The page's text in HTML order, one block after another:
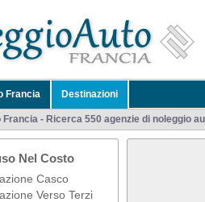
Francia Destinazioni
Francia - Ricerca 550 agenzie di noleggio
Nel Costo
Casco
Verso Terzi